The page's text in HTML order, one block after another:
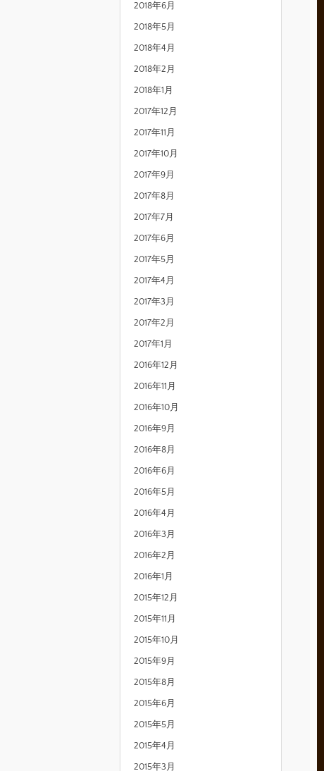
2018年6月
2018年5月
2018年4月
2018年2月
2018年1月
2017年12月
2017年11月
2017年10月
2017年9月
2017年8月
2017年7月
2017年6月
2017年5月
2017年4月
2017年3月
2017年2月
2017年1月
2016年12月
2016年11月
2016年10月
2016年9月
2016年8月
2016年6月
2016年5月
2016年4月
2016年3月
2016年2月
2016年1月
2015年12月
2015年11月
2015年10月
2015年9月
2015年8月
2015年6月
2015年5月
2015年4月
2015年3月